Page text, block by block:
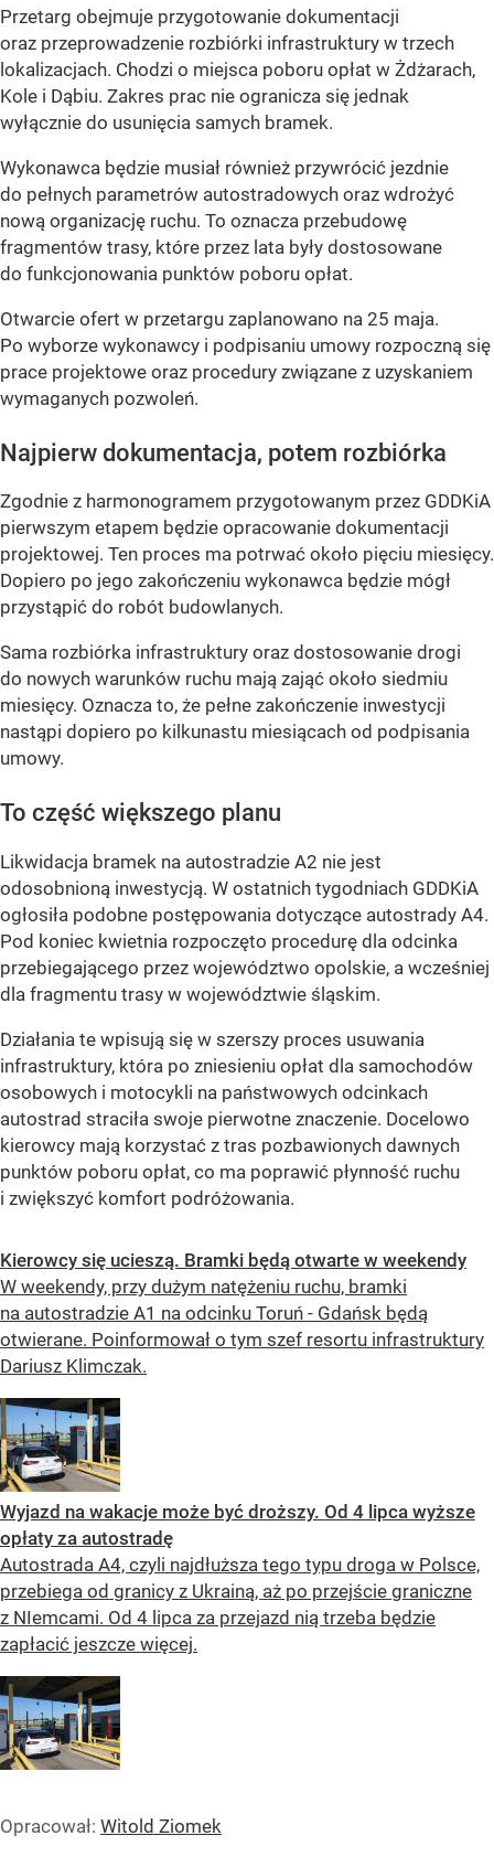
Przetarg obejmuje przygotowanie dokumentacji
oraz przeprowadzenie rozbiórki infrastruktury w trzech
lokalizacjach. Chodzi o miejsca poboru opłat w Żdżarach,
Kole i Dąbiu. Zakres prac nie ogranicza się jednak
wyłącznie do usunięcia samych bramek.
Wykonawca będzie musiał również przywrócić jezdnie
do pełnych parametrów autostradowych oraz wdrożyć
nową organizację ruchu. To oznacza przebudowę
fragmentów trasy, które przez lata były dostosowane
do funkcjonowania punktów poboru opłat.
Otwarcie ofert w przetargu zaplanowano na 25 maja.
Po wyborze wykonawcy i podpisaniu umowy rozpoczną się
prace projektowe oraz procedury związane z uzyskaniem
wymaganych pozwoleń.
Najpierw dokumentacja, potem rozbiórka
Zgodnie z harmonogramem przygotowanym przez GDDKiA
pierwszym etapem będzie opracowanie dokumentacji
projektowej. Ten proces ma potrwać około pięciu miesięcy.
Dopiero po jego zakończeniu wykonawca będzie mógł
przystąpić do robót budowlanych.
Sama rozbiórka infrastruktury oraz dostosowanie drogi
do nowych warunków ruchu mają zająć około siedmiu
miesięcy. Oznacza to, że pełne zakończenie inwestycji
nastąpi dopiero po kilkunastu miesiącach od podpisania
umowy.
To część większego planu
Likwidacja bramek na autostradzie A2 nie jest
odosobnioną inwestycją. W ostatnich tygodniach GDDKiA
ogłosiła podobne postępowania dotyczące autostrady A4.
Pod koniec kwietnia rozpoczęto procedurę dla odcinka
przebiegającego przez województwo opolskie, a wcześniej
dla fragmentu trasy w województwie śląskim.
Działania te wpisują się w szerszy proces usuwania
infrastruktury, która po zniesieniu opłat dla samochodów
osobowych i motocykli na państwowych odcinkach
autostrad straciła swoje pierwotne znaczenie. Docelowo
kierowcy mają korzystać z tras pozbawionych dawnych
punktów poboru opłat, co ma poprawić płynność ruchu
i zwiększyć komfort podróżowania.
Kierowcy się ucieszą. Bramki będą otwarte w weekendy
W weekendy, przy dużym natężeniu ruchu, bramki
na autostradzie A1 na odcinku Toruń - Gdańsk będą
otwierane. Poinformował o tym szef resortu infrastruktury
Dariusz Klimczak.
Wyjazd na wakacje może być droższy. Od 4 lipca wyższe
opłaty za autostradę
Autostrada A4, czyli najdłuższa tego typu droga w Polsce,
przebiega od granicy z Ukrainą, aż po przejście graniczne
z NIemcami. Od 4 lipca za przejazd nią trzeba będzie
zapłacić jeszcze więcej.
Opracował: Witold Ziomek